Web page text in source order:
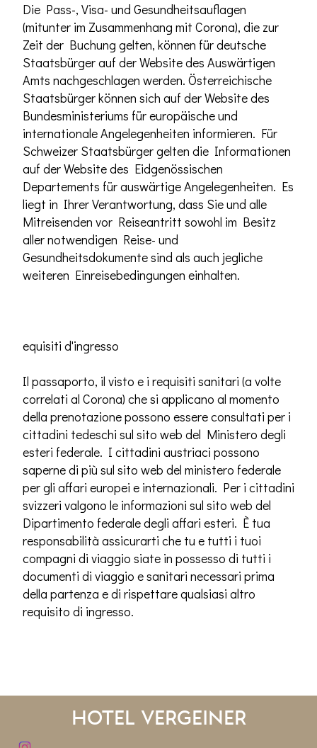
Die Pass-, Visa- und Gesundheitsauflagen
(mitunter im Zusammenhang mit Corona), die zur
Zeit der Buchung gelten, können für deutsche
Staatsbürger auf der Website des Auswärtigen
Amts nachgeschlagen werden. Österreichische
Staatsbürger können sich auf der Website des
Bundesministeriums für europäische und
internationale Angelegenheiten informieren. Für
Schweizer Staatsbürger gelten die Informationen
auf der Website des Eidgenössischen
Departements für auswärtige Angelegenheiten. Es
liegt in Ihrer Verantwortung, dass Sie und alle
Mitreisenden vor Reiseantritt sowohl im Besitz
aller notwendigen Reise- und
Gesundheitsdokumente sind als auch jegliche
weiteren Einreisebedingungen einhalten.
equisiti d'ingresso
Il passaporto, il visto e i requisiti sanitari (a volte
correlati al Corona) che si applicano al momento
della prenotazione possono essere consultati per i
cittadini tedeschi sul sito web del Ministero degli
esteri federale. I cittadini austriaci possono
saperne di più sul sito web del ministero federale
per gli affari europei e internazionali. Per i cittadini
svizzeri valgono le informazioni sul sito web del
Dipartimento federale degli affari esteri. È tua
responsabilità assicurarti che tu e tutti i tuoi
compagni di viaggio siate in possesso di tutti i
documenti di viaggio e sanitari necessari prima
della partenza e di rispettare qualsiasi altro
requisito di ingresso.
Hotel Vergeiner